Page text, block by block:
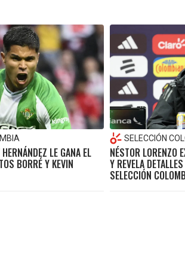
LE GANA EL
BORRÉ Y KEVIN
SELECCIÓN
NÉSTOR LORENZO
Y REVELA
SELECCIÓN